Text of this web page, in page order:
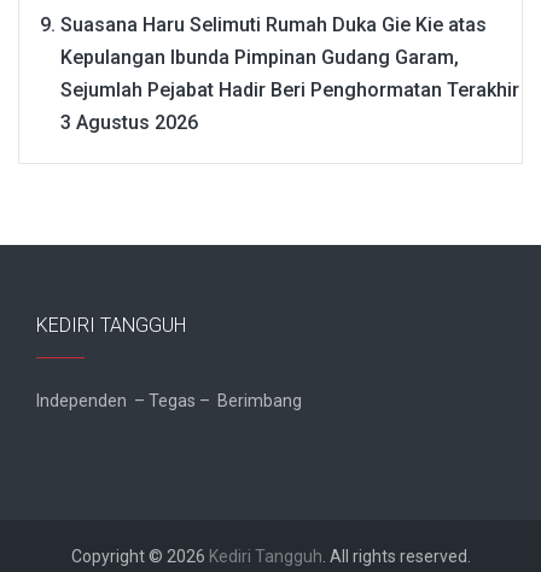
Suasana Haru Selimuti Rumah Duka Gie Kie atas
Kepulangan Ibunda Pimpinan Gudang Garam,
Sejumlah Pejabat Hadir Beri Penghormatan Terakhir
3 Agustus 2026
KEDIRI TANGGUH
Independen – Tegas – Berimbang
Copyright © 2026 Kediri Tangguh . All rights reserved.